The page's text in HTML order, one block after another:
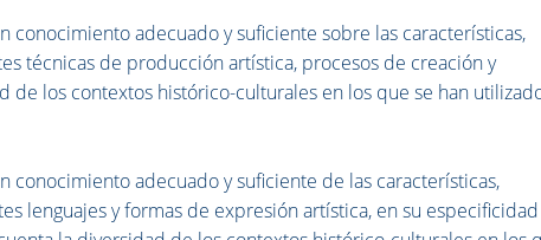
adecuado y suficiente sobre las características,
técnicas de producción artística, procesos de creación y
de los contextos histórico-culturales en los que se han
adecuado y suficiente de las características,
lenguajes y formas de expresión artística, en su especificidad